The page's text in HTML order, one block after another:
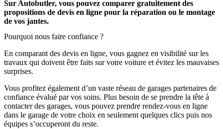
Sur Autobutler, vous pouvez comparer gratuitement des
propositions de devis en ligne pour la réparation ou le montage
de vos jantes.
Pourquoi nous faire confiance ?
En comparant des devis en ligne, vous gagnez en visibilité sur les
travaux qui doivent être faits sur votre voiture et évitez les mauvaises
surprises.
Vous profitez également d’un vaste réseau de garages partenaires de
confiance évalué par vos soins. Plus besoin de se prendre la tête à
contacter des garages, vous pouvez prendre rendez-vous en ligne
dans le garage de votre choix en seulement quelques clics puis nos
équipes s’occuperont du reste.